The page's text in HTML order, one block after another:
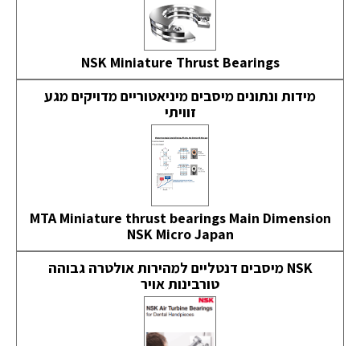
NSK Miniature Thrust Bearings
מידות ונתונים מיסבים מיניאטוריים מדויקים מגע
זוויתי
MTA Miniature thrust bearings Main Dimension
NSK Micro Japan
NSK מיסבים דנטליים למהירות אולטרה גבוהה
טורבינות אויר